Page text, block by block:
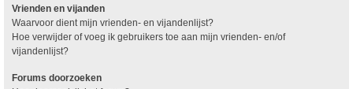
Vrienden en vijanden
Waarvoor dient mijn vrienden- en vijandenlijst?
Hoe verwijder of voeg ik gebruikers toe aan mijn vrienden- en/of
vijandenlijst?
Forums doorzoeken